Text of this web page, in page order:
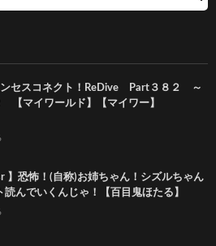
ンセスコネクト！ReDive Part３８２ ～
【マイワールド】【マイワー】
r 】恐怖！(自称)お姉ちゃん！シズルちゃん
読んでいくんじゃ！【百目鬼ほたる】